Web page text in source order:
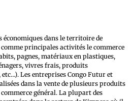
économiques dans le territoire de
principales activités le commerce
pagnes, matériaux en plastiques,
vivres frais, produits
Les entreprises Congo Futur et
dans la vente de plusieurs produits
général. La plupart des